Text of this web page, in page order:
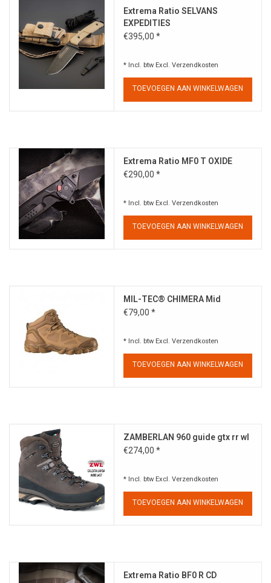
Extrema Ratio SELVANS
EXPEDITIES
€395,00 *
* Incl. btw Excl.Verzendkosten
TOEVOEGEN AAN WINKELWAGEN
Extrema Ratio MF0 T OXIDE
€290,00 *
* Incl. btw Excl.Verzendkosten
TOEVOEGEN AAN WINKELWAGEN
MIL-TEC® CHIMERA Mid
€79,00 *
* Incl. btw Excl.Verzendkosten
TOEVOEGEN AAN WINKELWAGEN
ZAMBERLAN 960 guide gtx rr wl
€274,00 *
* Incl. btw Excl.Verzendkosten
TOEVOEGEN AAN WINKELWAGEN
Extrema Ratio BF0 R CD